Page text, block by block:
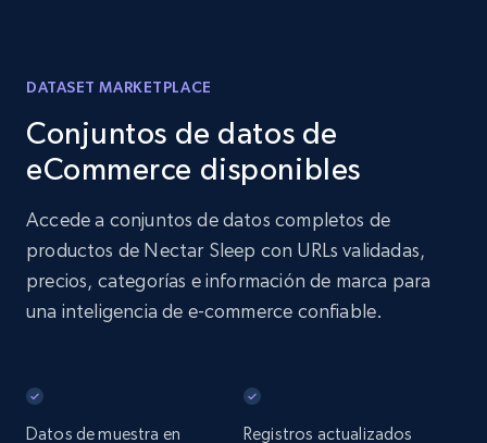
DATASET MARKETPLACE
Conjuntos de datos de
eCommerce disponibles
Accede a conjuntos de datos completos de
productos de Nectar Sleep con URLs validadas,
precios, categorías e información de marca para
una inteligencia de e-commerce confiable.
Datos de muestra en
Registros actualizados